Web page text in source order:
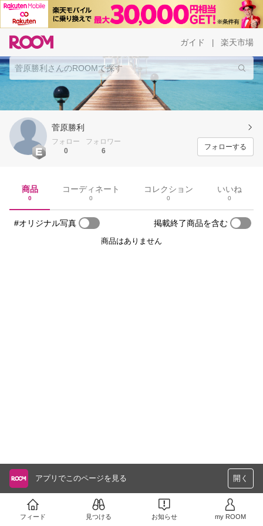
ガイド 楽天市場
菅原勝利
フォロー
0
フォロワー
6
フォローする
商品
0
コーディネート
0
コレクション
0
いいね
0
#オリジナル写真 掲載終了商品を含む
商品はありません
アプリでこのページを見る 開く
フィード 見つける お知らせ my ROOM